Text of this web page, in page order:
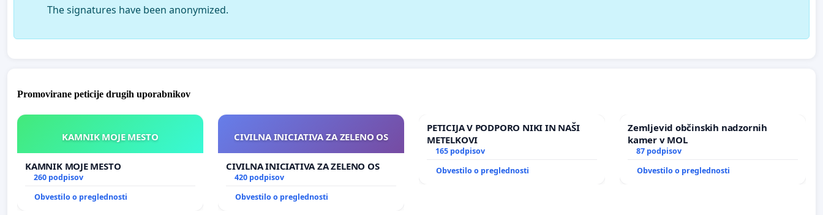
The signatures have been anonymized.
Promovirane peticije drugih uporabnikov
KAMNIK MOJE MESTO
KAMNIK MOJE MESTO
260 podpisov
Obvestilo o preglednosti
CIVILNA INICIATIVA ZA ZELENO OS
CIVILNA INICIATIVA ZA ZELENO OS
420 podpisov
Obvestilo o preglednosti
PETICIJA V PODPORO NIKI IN NAŠI
METELKOVI
165 podpisov
Obvestilo o preglednosti
Zemljevid občinskih nadzornih
kamer v MOL
87 podpisov
Obvestilo o preglednosti